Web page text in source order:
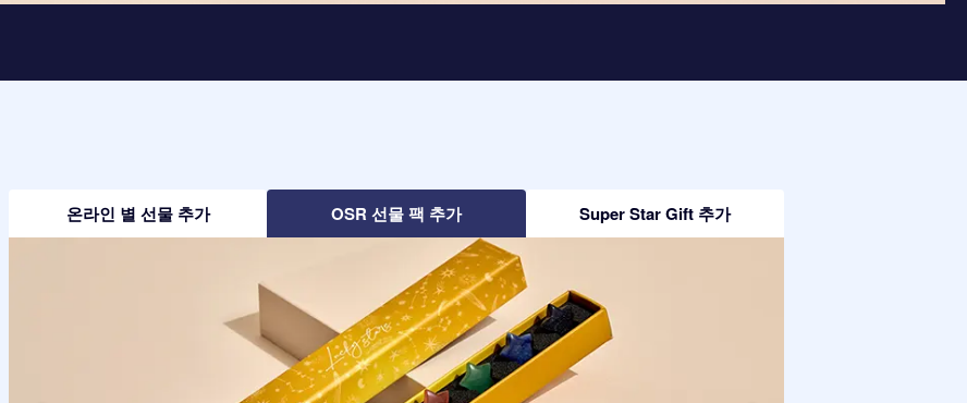
온라인 별 선물 추가 OSR 선물 팩 추가 Super Star Gift 추가